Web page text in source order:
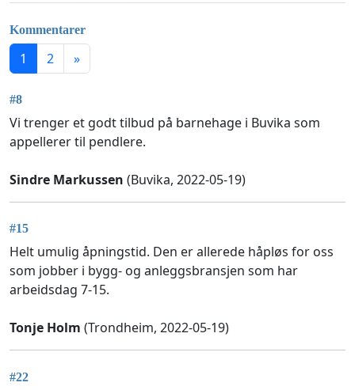
Kommentarer
1 2 »
#8
Vi trenger et godt tilbud på barnehage i Buvika som
appellerer til pendlere.
Sindre Markussen (Buvika, 2022-05-19)
#15
Helt umulig åpningstid. Den er allerede håpløs for oss
som jobber i bygg- og anleggsbransjen som har
arbeidsdag 7-15.
Tonje Holm (Trondheim, 2022-05-19)
#22